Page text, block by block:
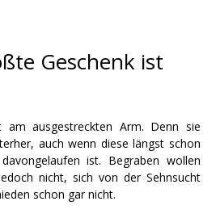
Geschenk ist
am ausgestreckten Arm. Denn sie
auch wenn diese längst schon
ist. Begraben wollen
nicht, sich von der Sehnsucht
schon gar nicht.